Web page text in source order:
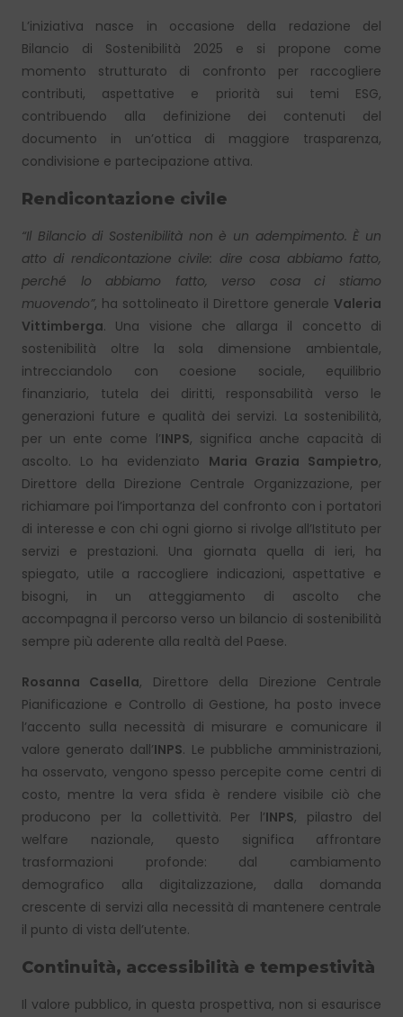
L’iniziativa nasce in occasione della redazione del
Bilancio di Sostenibilità 2025 e si propone come
momento strutturato di confronto per raccogliere
contributi, aspettative e priorità sui temi ESG,
contribuendo alla definizione dei contenuti del
documento in un’ottica di maggiore trasparenza,
condivisione e partecipazione attiva.
Rendicontazione civile
“Il Bilancio di Sostenibilità non è un adempimento. È un
atto di rendicontazione civile: dire cosa abbiamo fatto,
perché lo abbiamo fatto, verso cosa ci stiamo
muovendo”, ha sottolineato il Direttore generale Valeria
Vittimberga. Una visione che allarga il concetto di
sostenibilità oltre la sola dimensione ambientale,
intrecciandolo con coesione sociale, equilibrio
finanziario, tutela dei diritti, responsabilità verso le
generazioni future e qualità dei servizi. La sostenibilità,
per un ente come l’INPS, significa anche capacità di
ascolto. Lo ha evidenziato Maria Grazia Sampietro,
Direttore della Direzione Centrale Organizzazione, per
richiamare poi l’importanza del confronto con i portatori
di interesse e con chi ogni giorno si rivolge all’Istituto per
servizi e prestazioni. Una giornata quella di ieri, ha
spiegato, utile a raccogliere indicazioni, aspettative e
bisogni, in un atteggiamento di ascolto che
accompagna il percorso verso un bilancio di sostenibilità
sempre più aderente alla realtà del Paese.
Rosanna Casella, Direttore della Direzione Centrale
Pianificazione e Controllo di Gestione, ha posto invece
l’accento sulla necessità di misurare e comunicare il
valore generato dall’INPS. Le pubbliche amministrazioni,
ha osservato, vengono spesso percepite come centri di
costo, mentre la vera sfida è rendere visibile ciò che
producono per la collettività. Per l’INPS, pilastro del
welfare nazionale, questo significa affrontare
trasformazioni profonde: dal cambiamento
demografico alla digitalizzazione, dalla domanda
crescente di servizi alla necessità di mantenere centrale
il punto di vista dell’utente.
Continuità, accessibilità e tempestività
Il valore pubblico, in questa prospettiva, non si esaurisce